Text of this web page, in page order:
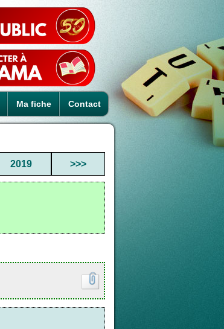
Ma fiche Contact
2019 >>>